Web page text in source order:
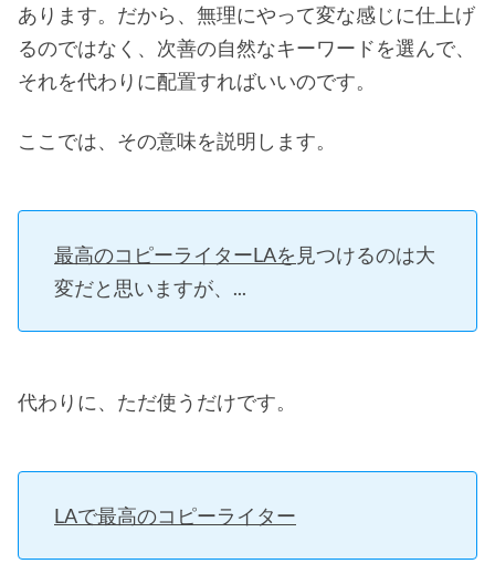
あります。だから、無理にやって変な感じに仕上げ
るのではなく、次善の自然なキーワードを選んで、
それを代わりに配置すればいいのです。
ここでは、その意味を説明します。
最高のコピーライターLAを 見つけるのは大
変だと思いますが、...
代わりに、ただ使うだけです。
LAで最高のコピーライター